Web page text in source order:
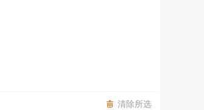
清除所选